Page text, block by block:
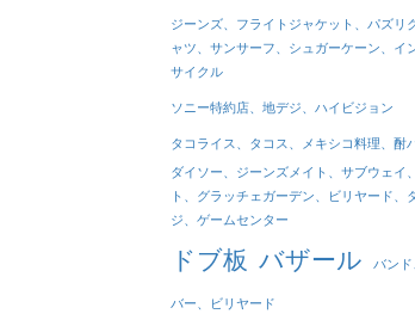
ジーンズ、フライトジャケット、パズリ
ャツ、サンサーフ、シュガーケーン、イ
サイクル
ソニー特約店、地デジ、ハイビジョン
タコライス、タコス、メキシコ料理、酎
ダイソー、ジーンズメイト、サブウェイ
ト、グラッチェガーデン、ビリヤード、
ジ、ゲームセンター
ドブ板 バザール バン
バー、ビリヤード